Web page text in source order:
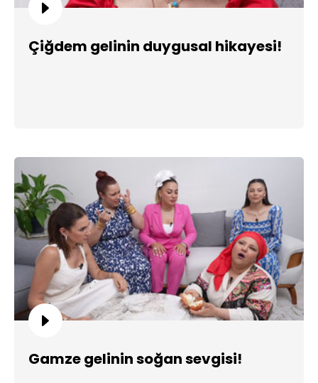
Çiğdem gelinin duygusal hikayesi!
Gamze gelinin soğan sevgisi!